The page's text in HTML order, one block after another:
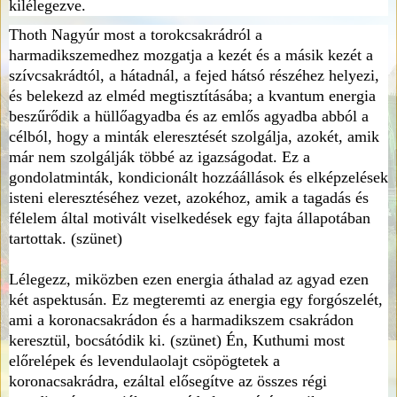
kilélegezve.
Thoth Nagyúr most a torokcsakrádról a
harmadikszemedhez mozgatja a kezét és a másik kezét a
szívcsakrádtól, a hátadnál, a fejed hátsó részéhez helyezi,
és belekezd az elméd megtisztításába; a kvantum energia
beszűrődik a hüllőagyadba és az emlős agyadba abból a
célból, hogy a minták eleresztését szolgálja, azokét, amik
már nem szolgálják többé az igazságodat. Ez a
gondolatminták, kondicionált hozzáállások és elképzelések
isteni eleresztéséhez vezet, azokéhoz, amik a tagadás és
félelem által motivált viselkedések egy fajta állapotában
tartottak. (szünet)
Lélegezz, miközben ezen energia áthalad az agyad ezen
két aspektusán. Ez megteremti az energia egy forgószelét,
ami a koronacsakrádon és a harmadikszem csakrádon
keresztül, bocsátódik ki. (szünet) Én, Kuthumi most
előrelépek és levendulaolajt csöpögtetek a
koronacsakrádra, ezáltal elősegítve az összes régi